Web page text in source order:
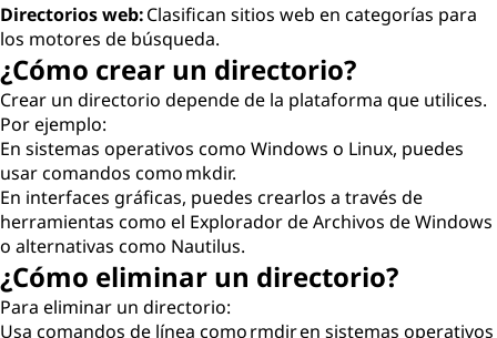
Directorios web:Clasifican sitios web en categorías para
los motores de búsqueda.
¿Cómo crear un directorio?
Crear un directorio depende de la plataforma que utilices.
Por ejemplo:
En sistemas operativos como Windows o Linux, puedes
usar comandos como mkdir.
En interfaces gráficas, puedes crearlos a través de
herramientas como el Explorador de Archivos de Windows
o alternativas como Nautilus.
¿Cómo eliminar un directorio?
Para eliminar un directorio:
Usa comandos de línea como rmdir en sistemas operativos